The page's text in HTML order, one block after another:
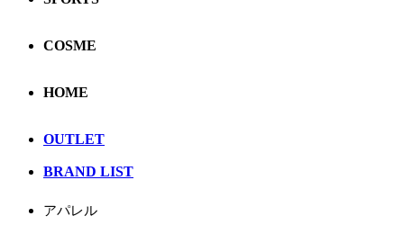
COSME
HOME
OUTLET
BRAND LIST
アパレル